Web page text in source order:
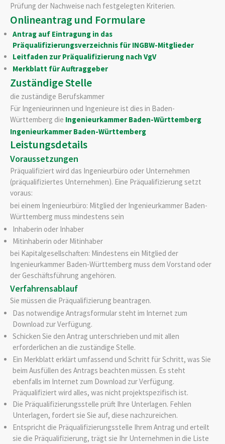
Prüfung der Nachweise nach festgelegten Kriterien.
Onlineantrag und Formulare
Antrag auf Eintragung in das
Präqualifizierungsverzeichnis für INGBW-Mitglieder
Leitfaden zur Präqualifizierung nach VgV
Merkblatt für Auftraggeber
Zuständige Stelle
die zuständige Berufskammer
Für Ingenieurinnen und Ingenieure ist dies in Baden-
Württemberg die Ingenieurkammer Baden-Württemberg
Ingenieurkammer Baden-Württemberg
Leistungsdetails
Voraussetzungen
Präqualifiziert wird das Ingenieurbüro oder Unternehmen
(präqualifiziertes Unternehmen). Eine Präqualifizierung setzt
voraus:
bei einem Ingenieurbüro: Mitglied der Ingenieurkammer Baden-
Württemberg muss mindestens sein
Inhaberin oder Inhaber
Mitinhaberin oder Mitinhaber
bei Kapitalgesellschaften: Mindestens ein Mitglied der
Ingenieurkammer Baden-Württemberg muss dem Vorstand oder
der Geschäftsführung angehören.
Verfahrensablauf
Sie müssen die Präqualifizierung beantragen.
Das notwendige Antragsformular steht im Internet zum
Download zur Verfügung.
Schicken Sie den Antrag unterschrieben und mit allen
erforderlichen an die zuständige Stelle.
Ein Merkblatt erklärt umfassend und Schritt für Schritt, was Sie
beim Ausfüllen des Antrags beachten müssen. Es steht
ebenfalls im Internet zum Download zur Verfügung.
Präqualifiziert wird alles, was nicht projektspezifisch ist.
Die Präqualifizierungsstelle prüft Ihre Unterlagen. Fehlen
Unterlagen, fordert sie Sie auf, diese nachzureichen.
Entspricht die Präqualifizierungsstelle Ihrem Antrag und erteilt
sie die Präqualifizierung, trägt sie Ihr Unternehmen in die Liste